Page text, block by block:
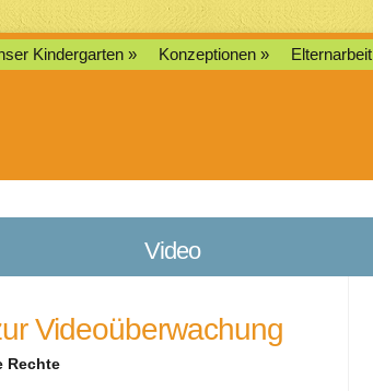
Kindergarten Konzeptionen Elternarbeit
Video
Videoüberwachung
Rechte